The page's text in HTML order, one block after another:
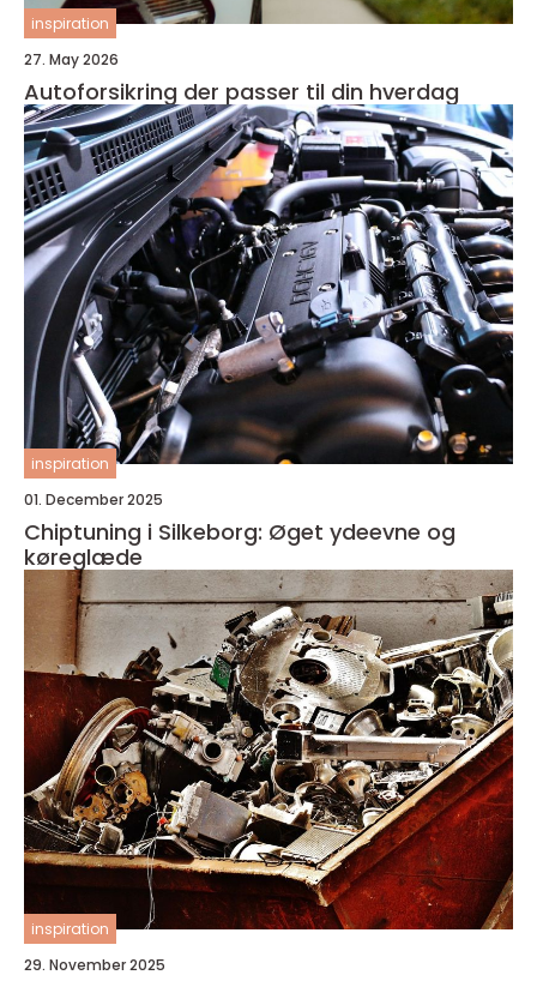
inspiration
27. May 2026
Autoforsikring der passer til din hverdag
inspiration
01. December 2025
Chiptuning i Silkeborg: Øget ydeevne og
køreglæde
inspiration
29. November 2025